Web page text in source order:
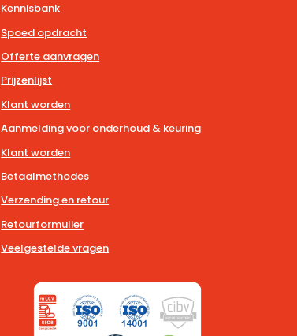
Kennisbank
Spoed opdracht
Offerte aanvragen
Prijzenlijst
Klant worden
Aanmelding voor onderhoud & keuring
Klant worden
Betaalmethodes
Verzending en retour
Retourformulier
Veelgestelde vragen